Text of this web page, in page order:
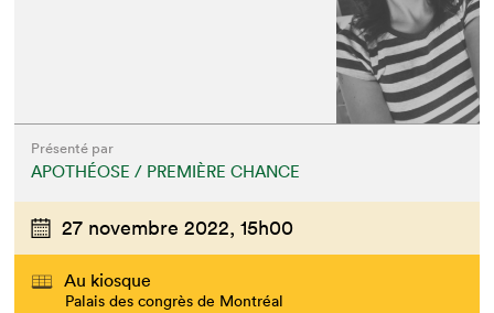
Présenté par
APOTHÉOSE / PREMIÈRE CHANCE
27 novembre 2022, 15h00
Au kiosque
Palais des congrès de Montréal